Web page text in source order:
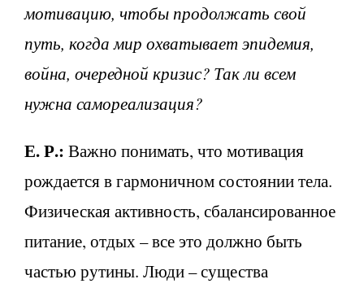
мотивацию, чтобы продолжать свой
путь, когда мир охватывает эпидемия,
война, очередной кризис? Так ли всем
нужна самореализация?
Е. Р.: Важно понимать, что мотивация
рождается в гармоничном состоянии тела.
Физическая активность, сбалансированное
питание, отдых – все это должно быть
частью рутины. Люди – существа